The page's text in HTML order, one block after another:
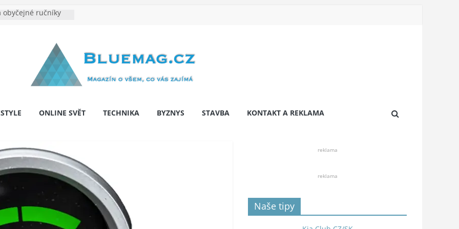
obyčejné ručníky
Na co myslet, aby
pár let nepřekvapila
bariér: když auto
ONLINE SVĚT TECHNIKA BYZNYS STAVBA KONTAKT A REKLAMA
reklama
reklama
Naše tipy